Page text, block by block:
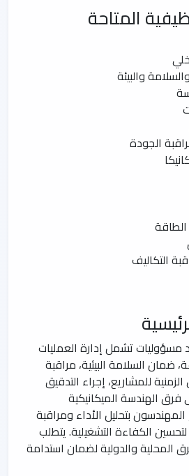
المتاحة
والبيئة
الجودة
التكاليف
مسؤوليات تشمل إدارة العمليات
ضمان السلامة البيئية، مراقبة
للمشاريع، إجراء التدقيق
فرق الهندسة الميكانيكية
بتحليل الأداء ومراقبة
الكفاءة التشغيلية. يتطلب
المحلية والدولية لضمان استدامة